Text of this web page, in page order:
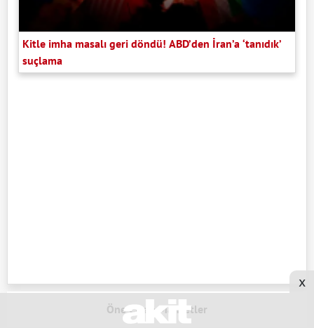
Kitle imha masalı geri döndü! ABD’den İran’a ‘tanıdık’
suçlama
Öne Çıkan Manşetler
x